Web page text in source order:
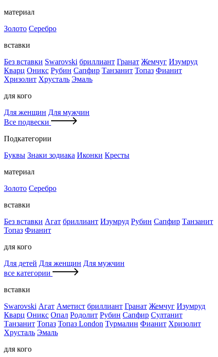
материал
Золото Серебро
вставки
Без вставки Swarovski бриллиант Гранат Жемчуг Изумруд
Кварц Оникс Рубин Сапфир Танзанит Топаз Фианит
Хризолит Хрусталь Эмаль
для кого
Для женщин Для мужчин
Все подвески
Подкатегории
Буквы Знаки зодиака Иконки Кресты
материал
Золото Серебро
вставки
Без вставки Агат бриллиант Изумруд Рубин Сапфир Танзанит
Топаз Фианит
для кого
Для детей Для женщин Для мужчин
все категории
вставки
Swarovski Агат Аметист бриллиант Гранат Жемчуг Изумруд
Кварц Оникс Опал Родолит Рубин Сапфир Султанит
Танзанит Топаз Топаз London Турмалин Фианит Хризолит
Хрусталь Эмаль
для кого